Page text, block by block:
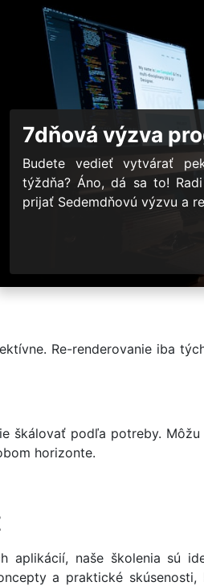
7dňová výzva
Budete vedieť vytvárať
týždňa? Áno, dá sa to!
prijať Sedemdňovú výzvu a
Re-renderovanie iba
škálovať podľa potreby.
horizonte.
naše školenia sú
a praktické